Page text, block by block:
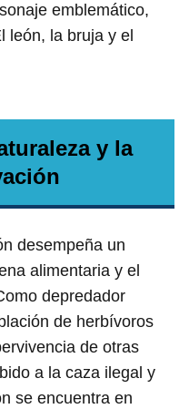
emblemático,
león, la bruja y el
y la
desempeña un
alimentaria y el
depredador
de herbívoros
de otras
a la caza ilegal y
se encuentra en